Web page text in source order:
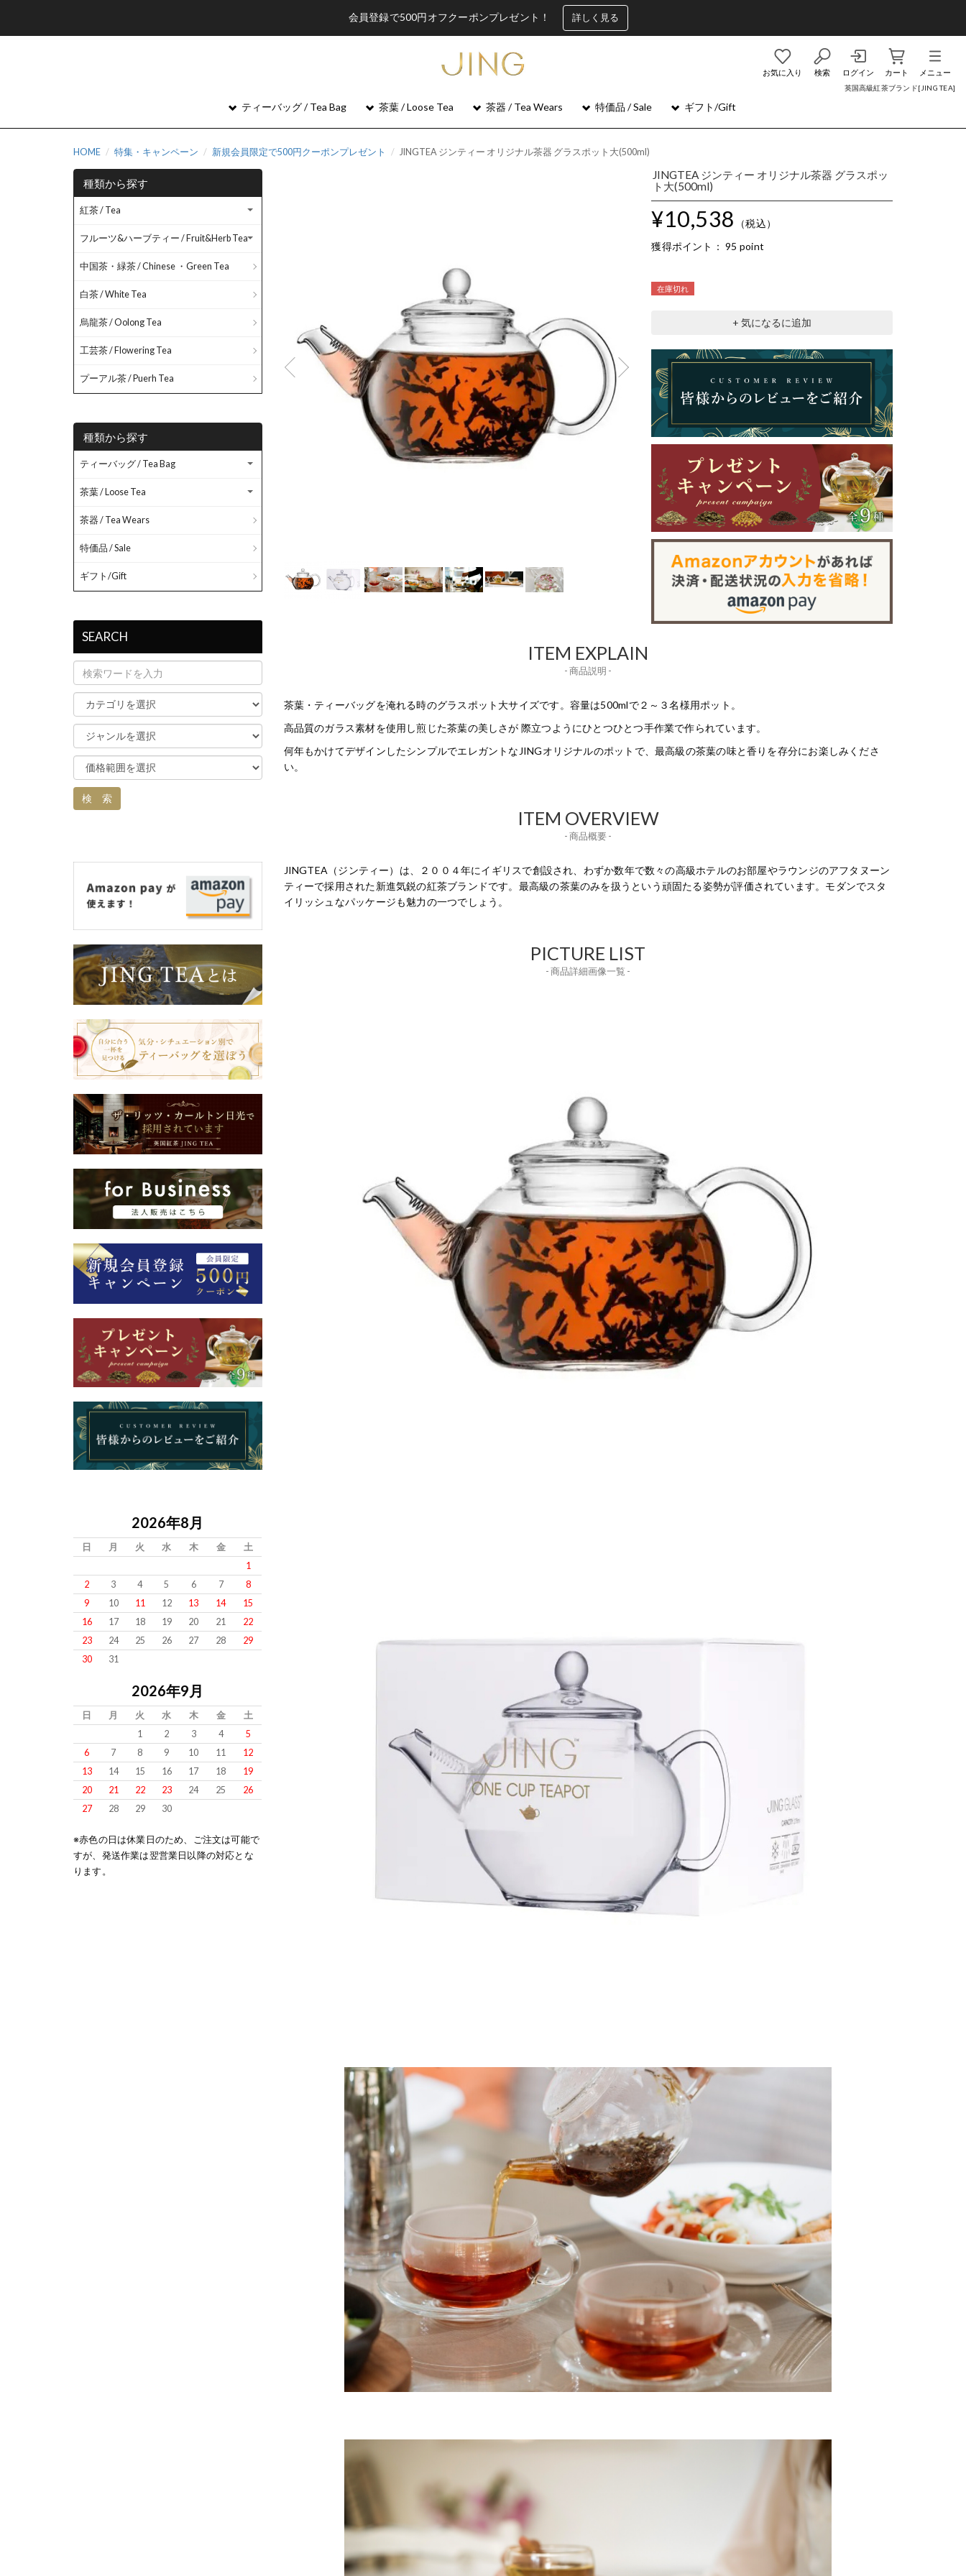
会員登録で500円オフクーポンプレゼント！ 詳しく見る
英国高級紅茶ブランド[JING TEA]
お気に入り 検索 ログイン カート メニュー
ティーバッグ / Tea Bag 茶葉 / Loose Tea 茶器 / Tea Wears 特価品 / Sale ギフト/Gift
HOME 特集・キャンペーン 新規会員限定で500円クーポンプレゼント JINGTEA ジンティー オリジナル茶器 グラスポット大(500ml)
JINGTEA ジンティー オリジナル茶器 グラスポッ
ト大(500ml)
¥10,538 （税込）
獲得ポイント：95 point
在庫切れ
+ 気になるに追加
ITEM EXPLAIN
- 商品説明 -
茶葉・ティーバッグを淹れる時のグラスポット大サイズです。容量は500mlで２～３名様用ポット。
高品質のガラス素材を使用し煎じた茶葉の美しさが 際立つようにひとつひとつ手作業で作られています。
何年もかけてデザインしたシンプルでエレガントなJINGオリジナルのポットで、最高級の茶葉の味と香りを存分にお楽しみくださ
い。
ITEM OVERVIEW
- 商品概要 -
JINGTEA（ジンティー）は、２００４年にイギリスで創設され、わずか数年で数々の高級ホテルのお部屋やラウンジのアフタヌーン
ティーで採用された新進気鋭の紅茶ブランドです。最高級の茶葉のみを扱うという頑固たる姿勢が評価されています。モダンでスタ
イリッシュなパッケージも魅力の一つでしょう。
PICTURE LIST
- 商品詳細画像一覧 -
種類から探す
紅茶 / Tea
フルーツ&ハーブティー / Fruit&Herb Tea
中国茶・緑茶 / Chinese ・Green Tea
白茶 / White Tea
烏龍茶 / Oolong Tea
工芸茶 / Flowering Tea
プーアル茶 / Puerh Tea
種類から探す
ティーバッグ / Tea Bag
茶葉 / Loose Tea
茶器 / Tea Wears
特価品 / Sale
ギフト/Gift
SEARCH
2026年8月
日 月 火 水 木 金
土
1
2
3 4 5 6 7
8
9
10 11 12 13 14
15
16
17 18 19 20 21
22
23
24 25 26 27 28
29
30
31
2026年9月
日 月 火 水 木 金
土
1
2 3 4
5
6
7 8 9 10 11
12
13
14 15 16 17 18
19
20
21 22 23 24 25
26
27
28 29 30
※赤色の日は休業日のため、ご注文は可能で
すが、発送作業は翌営業日以降の対応とな
ります。